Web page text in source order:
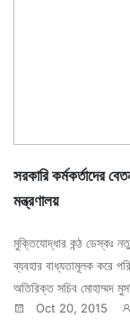
সরকারি কর্মকর্তাদের
মন্ত্রণালয়
মুক্তিযোদ্ধার কন্ঠ ডেস্কঃ
ব্যবহার বাধ্যতামূলক করে
অতিরিক্ত সচিব মোহাম্মদ
Oct 20, 2015